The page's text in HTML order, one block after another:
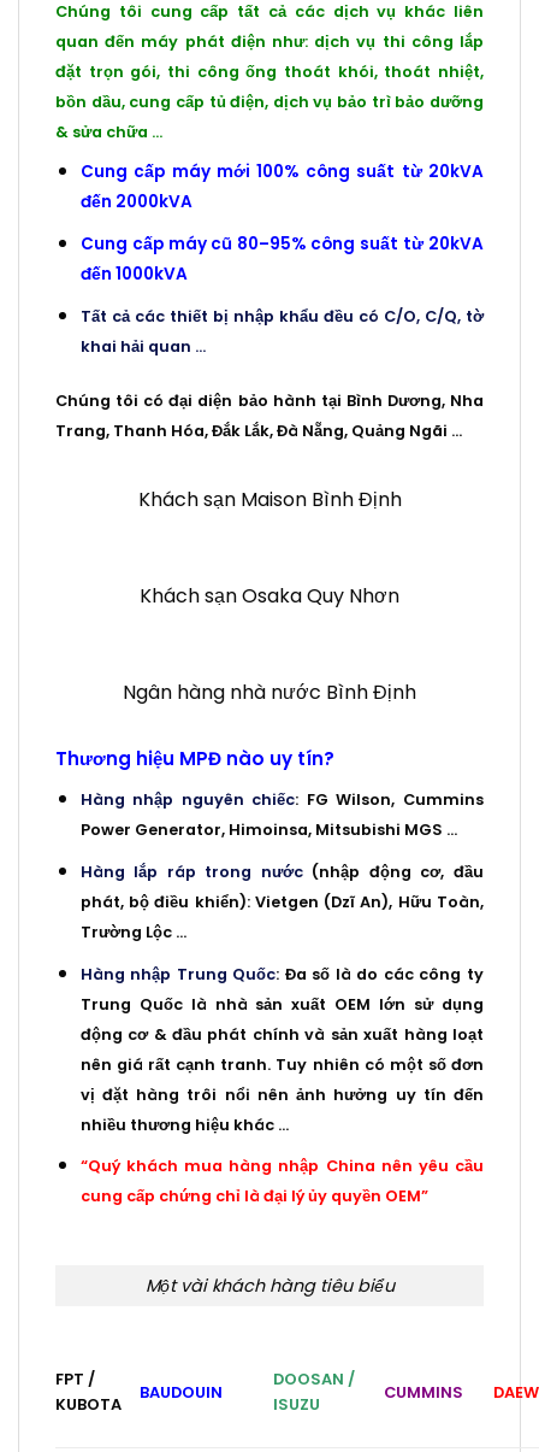
Chúng tôi cung cấp tất cả các dịch vụ khác liên
quan đến máy phát điện như: dịch vụ thi công lắp
đặt trọn gói, thi công ống thoát khói, thoát nhiệt,
bồn dầu, cung cấp tủ điện, dịch vụ bảo trì bảo dưỡng
& sửa chữa …
Cung cấp máy mới 100% công suất từ 20kVA
đến 2000kVA
Cung cấp máy cũ 80–95% công suất từ 20kVA
đến 1000kVA
Tất cả các thiết bị nhập khẩu đều có C/O, C/Q, tờ
khai hải quan …
Chúng tôi có đại diện bảo hành tại Bình Dương, Nha
Trang, Thanh Hóa, Đắk Lắk, Đà Nẵng, Quảng Ngãi …
Khách sạn Maison Bình Định
Khách sạn Osaka Quy Nhơn
Ngân hàng nhà nước Bình Định
Thương hiệu MPĐ nào uy tín?
Hàng nhập nguyên chiếc: FG Wilson, Cummins
Power Generator, Himoinsa, Mitsubishi MGS …
Hàng lắp ráp trong nước(nhập động cơ, đầu
phát, bộ điều khiển): Vietgen (Dzĩ An), Hữu Toàn,
Trường Lộc …
Hàng nhập Trung Quốc: Đa số là do các công ty
Trung Quốc là nhà sản xuất OEM lớn sử dụng
động cơ & đầu phát chính và sản xuất hàng loạt
nên giá rất cạnh tranh. Tuy nhiên có một số đơn
vị đặt hàng trôi nổi nên ảnh hưởng uy tín đến
nhiều thương hiệu khác …
“Quý khách mua hàng nhập China nên yêu cầu
cung cấp chứng chỉ là đại lý ủy quyền OEM”
Một vài khách hàng tiêu biểu
FPT /
KUBOTA
BAUDOUIN
DOOSAN /
ISUZU
CUMMINS